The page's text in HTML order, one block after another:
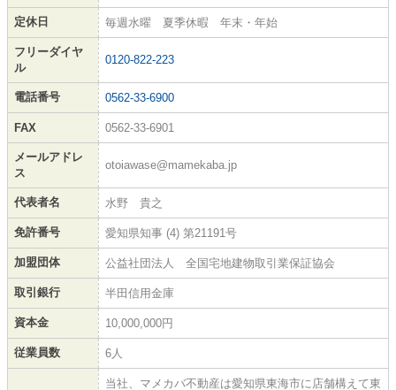
定休日 毎週水曜 夏季休暇 年末・年始
フリーダイヤ
ル
0120-822-223
電話番号 0562-33-6900
FAX 0562-33-6901
メールアドレ
ス
otoiawase@mamekaba.jp
代表者名 水野 貴之
免許番号 愛知県知事 (4) 第21191号
加盟団体 公益社団法人 全国宅地建物取引業保証協会
取引銀行 半田信用金庫
資本金 10,000,000円
従業員数 6人
当社、マメカバ不動産は愛知県東海市に店舗構えて東